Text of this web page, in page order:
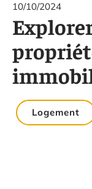
10/10/2024
Logement